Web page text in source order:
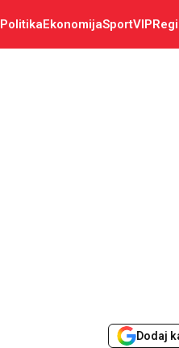
PolitikaEkonomijaSportVIP
Dodaj